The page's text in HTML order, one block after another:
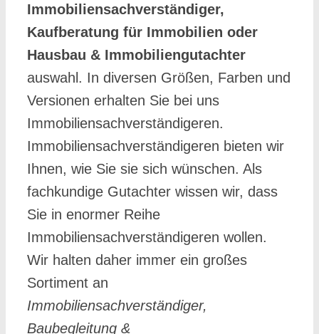
Immobiliensachverständiger,
Kaufberatung für Immobilien oder
Hausbau & Immobiliengutachter
auswahl. In diversen Größen, Farben und
Versionen erhalten Sie bei uns
Immobiliensachverständigeren.
Immobiliensachverständigeren bieten wir
Ihnen, wie Sie sie sich wünschen. Als
fachkundige Gutachter wissen wir, dass
Sie in enormer Reihe
Immobiliensachverständigeren wollen.
Wir halten daher immer ein großes
Sortiment an
Immobiliensachverständiger,
Baubegleitung &